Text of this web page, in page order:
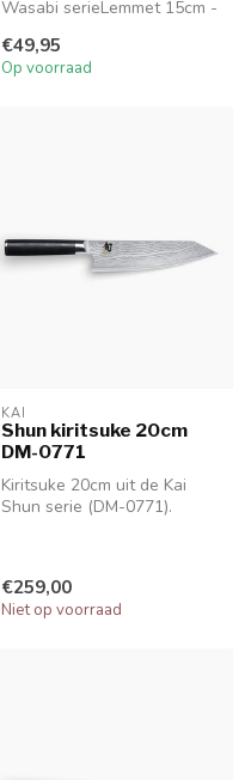
Wasabi serieLemmet 15cm -
6715U
€49,95
Op voorraad
KAI
Shun kiritsuke 20cm
DM-0771
Kiritsuke 20cm uit de Kai
Shun serie (DM-0771).
€259,00
Niet op voorraad